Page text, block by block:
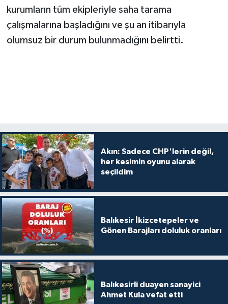
kurumların tüm ekipleriyle saha tarama
çalışmalarına başladığını ve şu an itibarıyla
olumsuz bir durum bulunmadığını belirtti.
Akın: Sadece CHP'lerin değil,
her kesimin oyunu alarak
seçildim
Balıkesir İkizcetepeler ve
Gönen Barajları doluluk oranları
Balıkesirli duayen sanayici
Ahmet Kula vefat etti